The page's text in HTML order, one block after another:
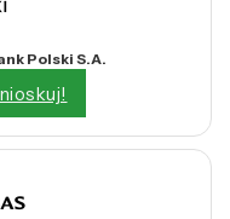
Polski S.A.